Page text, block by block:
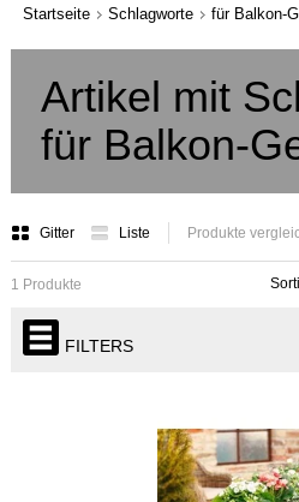
Startseite Schlagworte für Balkon-
Artikel mit
für Balkon-
Gitter Liste Produkte
1 Produkte
FILTERS